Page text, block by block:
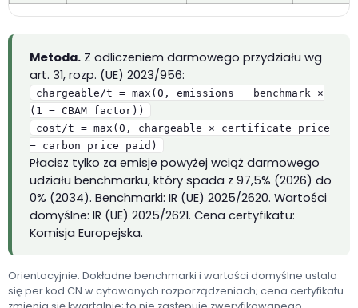
Metoda. Z odliczeniem darmowego przydziału wg
art. 31, rozp. (UE) 2023/956:
chargeable/t = max(0, emissions − benchmark ×
(1 − CBAM factor))
cost/t = max(0, chargeable × certificate price
− carbon price paid)
Płacisz tylko za emisje powyżej wciąż darmowego
udziału benchmarku, który spada z 97,5% (2026) do
0% (2034). Benchmarki: IR (UE) 2025/2620. Wartości
domyślne: IR (UE) 2025/2621. Cena certyfikatu:
Komisja Europejska.
Orientacyjnie. Dokładne benchmarki i wartości domyślne ustala
się per kod CN w cytowanych rozporządzeniach; cena certyfikatu